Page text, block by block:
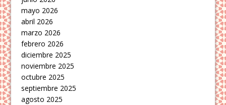
mayo 2026
abril 2026
marzo 2026
febrero 2026
diciembre 2025
noviembre 2025
octubre 2025
septiembre 2025
agosto 2025